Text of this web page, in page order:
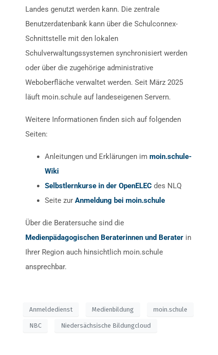
Landes genutzt werden kann. Die zentrale
Benutzerdatenbank kann über die Schulconnex-
Schnittstelle mit den lokalen
Schulverwaltungssystemen synchronisiert werden
oder über die zugehörige administrative
Weboberfläche verwaltet werden. Seit März 2025
läuft moin.schule auf landeseigenen Servern.
Weitere Informationen finden sich auf folgenden
Seiten:
Anleitungen und Erklärungen immoin.schule-
Wiki
Selbstlernkurse in der OpenELEC des NLQ
Seite zurAnmeldung bei moin.schule
Über die Beratersuche sind die
Medienpädagogischen Beraterinnen und Berater in
Ihrer Region auch hinsichtlich moin.schule
ansprechbar.
Anmeldedienst Medienbildung moin.schule
NBC Niedersächsische Bildungcloud